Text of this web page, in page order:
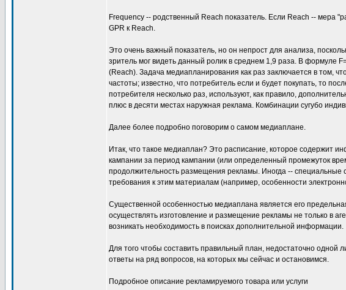
Frequency -- родственный Reach показатель. Если Reach -- мера
GPR к Reach.
Это очень важный показатель, но он непрост для анализа,
зритель мог видеть данный ролик в среднем 1,9 раза. В формуле
(Reach). Задача медиапланирования как раз заключается в том,
частоты; известно, что потребитель если и будет покупать, то
потребителя несколько раз, используют, как правило,
плюс в десяти местах наружная реклама. Комбинации сугубо
Далее более подробно поговорим о самом медиаплане.
Итак, что такое медиаплан? Это расписание, которое содержит
кампании за период кампании (или определенный промежуток
продолжительность размещения рекламы. Иногда -- специальные
требования к этим материалам (например, особенности
Существенной особенностью медиаплана является его
осуществлять изготовление и размещение рекламы не только в
возникать необходимость в поисках дополнительной информации.
Для того чтобы составить правильный план, недостаточно
ответы на ряд вопросов, на которых мы сейчас и остановимся.
Подробное описание рекламируемого товара или услуги